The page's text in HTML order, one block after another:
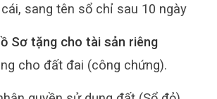
sang tên sổ chỉ sau 10 ngày
Sơ tặng cho tài sản riêng
cho đất đai (công chứng).